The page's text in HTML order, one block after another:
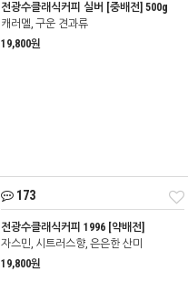
전광수클래식커피 실버 [중배전] 500g
캐러멜, 구운 견과류
19,800원
173
전광수클래식커피 1996 [약배전]
자스민, 시트러스향, 은은한 산미
19,800원